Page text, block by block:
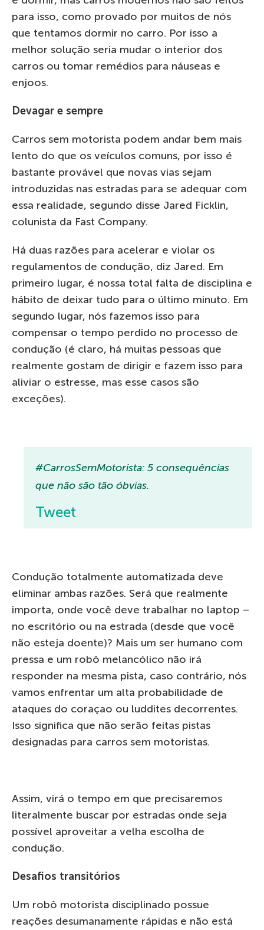
para isso, como provado por muitos de nós
que tentamos dormir no carro. Por isso a
melhor solução seria mudar o interior dos
carros ou tomar remédios para náuseas e
enjoos.
Devagar e sempre
Carros sem motorista podem andar bem mais
lento do que os veículos comuns, por isso é
bastante provável que novas vias sejam
introduzidas nas estradas para se adequar com
essa realidade, segundo disse Jared Ficklin,
colunista da Fast Company.
Há duas razões para acelerar e violar os
regulamentos de condução, diz Jared. Em
primeiro lugar, é nossa total falta de disciplina e
hábito de deixar tudo para o último minuto. Em
segundo lugar, nós fazemos isso para
compensar o tempo perdido no processo de
condução (é claro, há muitas pessoas que
realmente gostam de dirigir e fazem isso para
aliviar o estresse, mas esse casos são
exceções).
#CarrosSemMotorista: 5 consequências
que não são tão óbvias.
Tweet
Condução totalmente automatizada deve
eliminar ambas razões. Será que realmente
importa, onde você deve trabalhar no laptop –
no escritório ou na estrada (desde que você
não esteja doente)? Mais um ser humano com
pressa e um robô melancólico não irá
responder na mesma pista, caso contrário, nós
vamos enfrentar um alta probabilidade de
ataques do coraçao ou luddites decorrentes.
Isso significa que não serão feitas pistas
designadas para carros sem motoristas.
Assim, virá o tempo em que precisaremos
literalmente buscar por estradas onde seja
possível aproveitar a velha escolha de
condução.
Desafios transitórios
Um robô motorista disciplinado possue
reações desumanamente rápidas e não está